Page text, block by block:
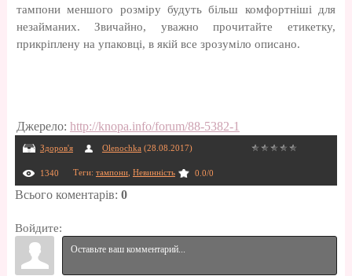
тампони меншого розміру будуть більш комфортніші для
незайманих. Звичайно, уважно прочитайте етикетку,
прикріплену на упаковці, в якій все зрозуміло описано.
Джерело: http://knopa.info/forum/88-5382-1
Здоров'я Olenochka (28.08.2017)
1340 Теги: тампони, Невинність 0.0/0
Всього коментарів: 0
Войдите: